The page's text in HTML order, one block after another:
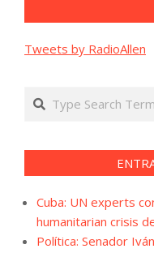
Tweets by RadioAllen
Search
Cuba: UN experts
humanitarian crisis
Política: Senador